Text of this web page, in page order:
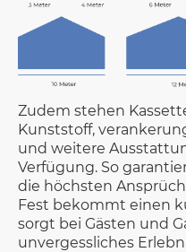
Zudem stehen
Kunststoff,
und weitere
Verfügung. So
die höchsten
Fest bekommt einen
sorgt bei Gästen und
unvergessliches